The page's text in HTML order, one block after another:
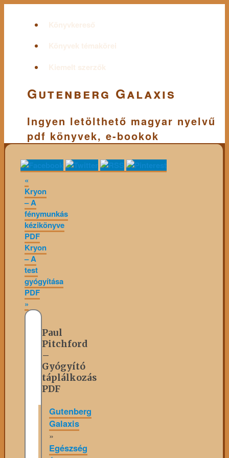
Könyvkereső
Könyvek témakörei
Kiemelt szerzők
Gutenberg Galaxis
Ingyen letölthető magyar nyelvű
pdf könyvek, e-bookok
«
Kryon
– A
fénymunkás
kézikönyve
PDF
Kryon
– A
test
gyógyítása
PDF
»
Paul
Pitchford
–
Gyógyító
táplálkozás
PDF
Gutenberg
Galaxis
»
Egészség